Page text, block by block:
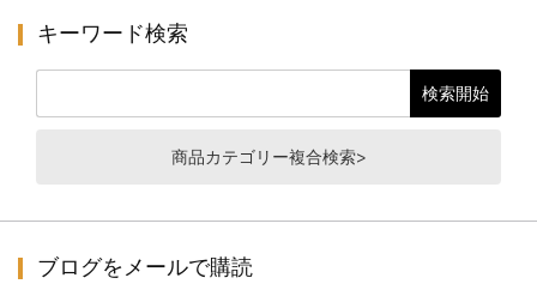
キーワード検索
商品カテゴリー複合検索>
ブログをメールで購読